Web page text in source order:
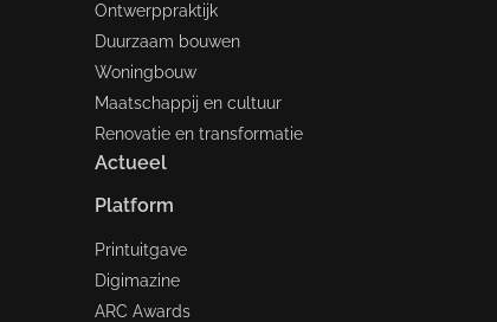
Ontwerppraktijk
Duurzaam bouwen
Woningbouw
Maatschappij en cultuur
Renovatie en transformatie
Actueel
Platform
Printuitgave
Digimazine
ARC Awards